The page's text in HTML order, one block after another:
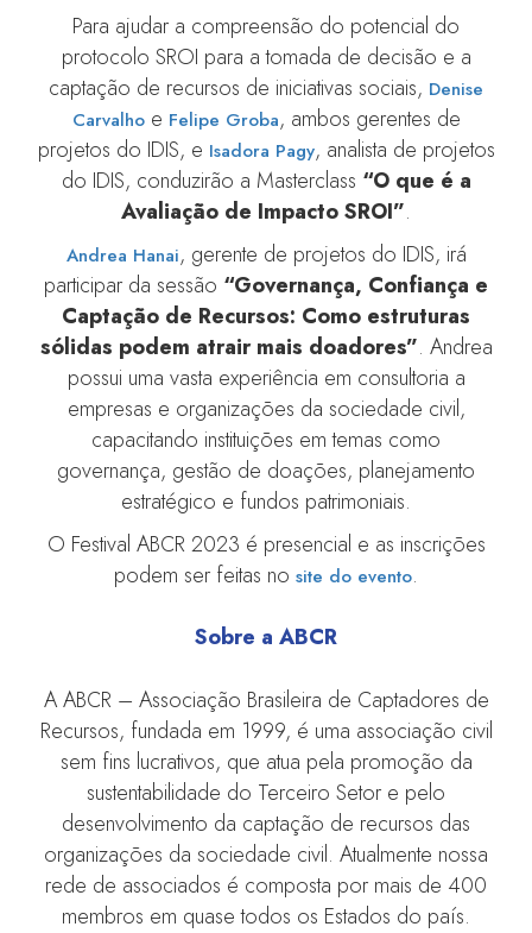
Para ajudar a compreensão do potencial do
protocolo SROI para a tomada de decisão e a
captação de recursos de iniciativas sociais, Denise
Carvalhoe Felipe Groba, ambos gerentes de
projetos do IDIS, e Isadora Pagy, analista de projetos
do IDIS, conduzirão a Masterclass “O que é a
Avaliação de Impacto SROI”.
Andrea Hanai, gerente de projetos do IDIS, irá
participar da sessão “Governança, Confiança e
Captação de Recursos: Como estruturas
sólidas podem atrair mais doadores”. Andrea
possui uma vasta experiência em consultoria a
empresas e organizações da sociedade civil,
capacitando instituições em temas como
governança, gestão de doações, planejamento
estratégico e fundos patrimoniais.
O Festival ABCR 2023 é presencial e as inscrições
podem ser feitas no site do evento.
Sobre a ABCR
A ABCR – Associação Brasileira de Captadores de
Recursos, fundada em 1999, é uma associação civil
sem fins lucrativos, que atua pela promoção da
sustentabilidade do Terceiro Setor e pelo
desenvolvimento da captação de recursos das
organizações da sociedade civil. Atualmente nossa
rede de associados é composta por mais de 400
membros em quase todos os Estados do país.